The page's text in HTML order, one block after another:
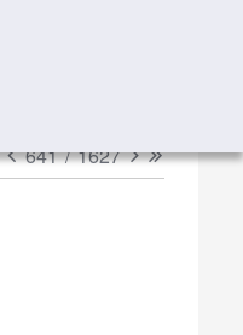
erster
vorheriger
641/1627nächster
letzter